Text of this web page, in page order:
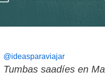
@ideasparaviajar
Tumbas saadíes en